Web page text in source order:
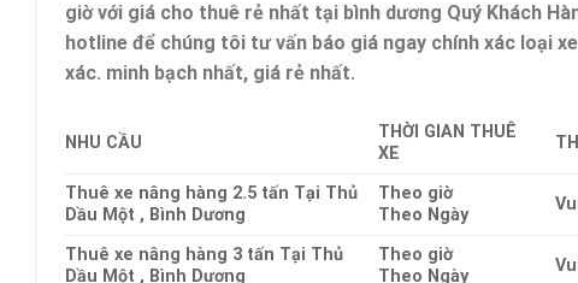
giờ với giá cho thuê rẻ nhất tại bình dương Quý Khách
hotline để chúng tôi tư vấn báo giá ngay chính xác loại
xác. minh bạch nhất, giá rẻ nhất.
NHU CẦU
THỜI GIAN THUÊ
XE
Thuê xe nâng hàng 2.5 tấn Tại Thủ
Dầu Một , Bình Dương
Theo giờ
Theo Ngày
Thuê xe nâng hàng 3 tấn Tại Thủ
Dầu Một , Bình Dương
Theo giờ
Theo Ngày